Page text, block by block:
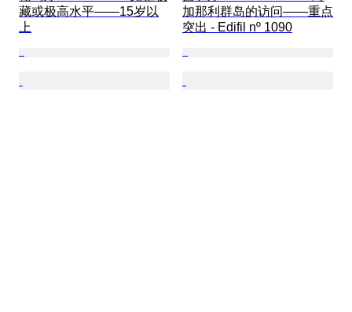
藏或极高水平——15岁以
上
加那利群岛的访问——重点
突出 - Edifil nº 1090